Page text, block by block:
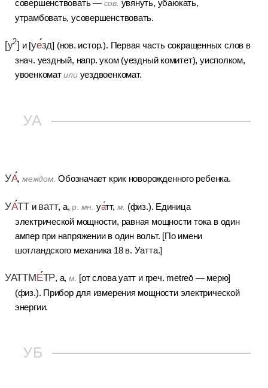
совершенствовать — сов. увянуть, убаюкать,
утрамбовать, усовершенствовать.
[у2] и [уезд] (нов. истор.). Первая часть сокращенных слов в
знач. уездный, напр. уком (уездный комитет), уисполком,
увоенкоматилиуездвоенкомат.
УА
УА, междом. Обозначает крик новорожденного ребенка.
УАТТи ватт, а,р. мн. уатт, м. (физ.). Единица
электрической мощности, равная мощности тока в один
ампер при напряжении в один вольт. [По имени
шотландского механика 18 в. Уатта.]
УАТТМЕТР, а,м. [от слова уатт и греч. metreō — мерю]
(физ.). Прибор для измерения мощности электрической
энергии.
УБ